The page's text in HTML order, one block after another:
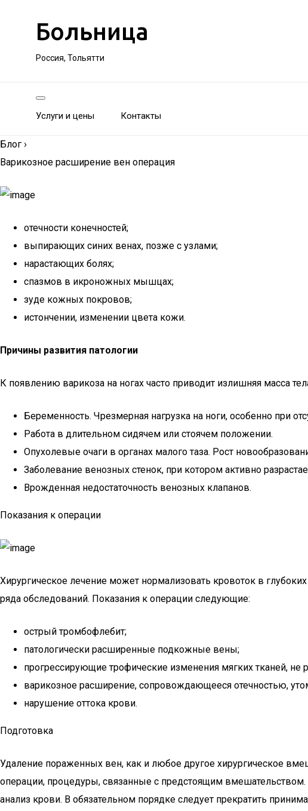
Больница
Россия, Тольятти
Услуги и цены Контакты
Блог ›
Варикозное расширение вен операция
отечности конечностей;
выпирающих синих венах, позже с узлами;
нарастающих болях;
спазмов в икроножных мышцах;
зуде кожных покровов;
истончении, изменении цвета кожи.
Причины развития патологии
К появлению варикоза на ногах часто приводит излишняя масса
Беременность. Чрезмерная нагрузка на ноги, особенно при
Работа в длительном сидячем или стоячем положении.
Опухолевые очаги в органах малого таза. Рост
Заболевание венозных стенок, при котором активно
Врожденная недостаточность венозных клапанов.
Показания к операции
Хирургическое лечение может нормализовать кровоток в
ряда обследований. Показания к операции следующие:
острый тромбофлебит;
патологически расширенные подкожные вены;
прогрессирующие трофические изменения мягких тканей,
варикозное расширение, сопровождающееся отечностью,
нарушение оттока крови.
Подготовка
Удаление пораженных вен, как и любое другое хирургическое
операции, процедуры, связанные с предстоящим вмешательством.
анализ крови. В обязательном порядке следует прекратить